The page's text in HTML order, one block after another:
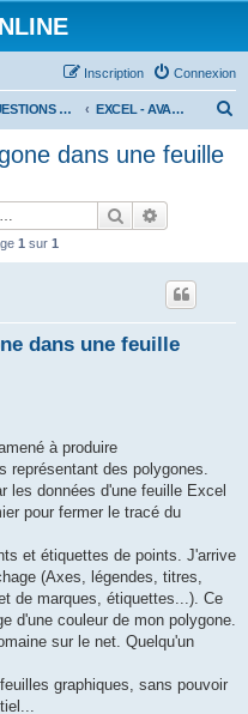
Connexion
Inscription
QUESTIONS EXCEL EXCEL - AVANCÉ
dans une feuille
Rechercher
1 sur 1
dans une feuille
à produire
représentant des polygones.
les données d'une feuille Excel
pour fermer le tracé du
et étiquettes de points. J'arrive
(Axes, légendes, titres,
de marques, étiquettes...). Ce
d'une couleur de mon polygone.
sur le net. Quelqu'un
graphiques, sans pouvoir